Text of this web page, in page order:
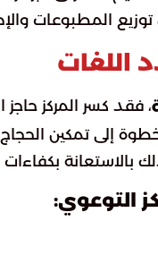
المطبوعات
اللغات
، فقد كسر المركز
تمكين الحجاج
بالاستعانة
التوعوي: